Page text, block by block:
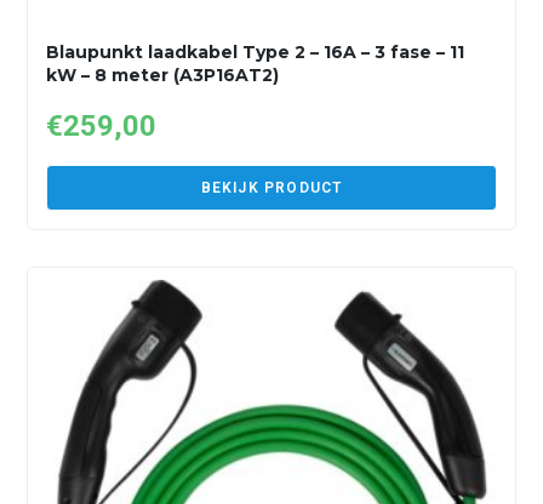
Blaupunkt laadkabel Type 2 – 16A – 3 fase – 11
kW – 8 meter (A3P16AT2)
€259,00
BEKIJK PRODUCT